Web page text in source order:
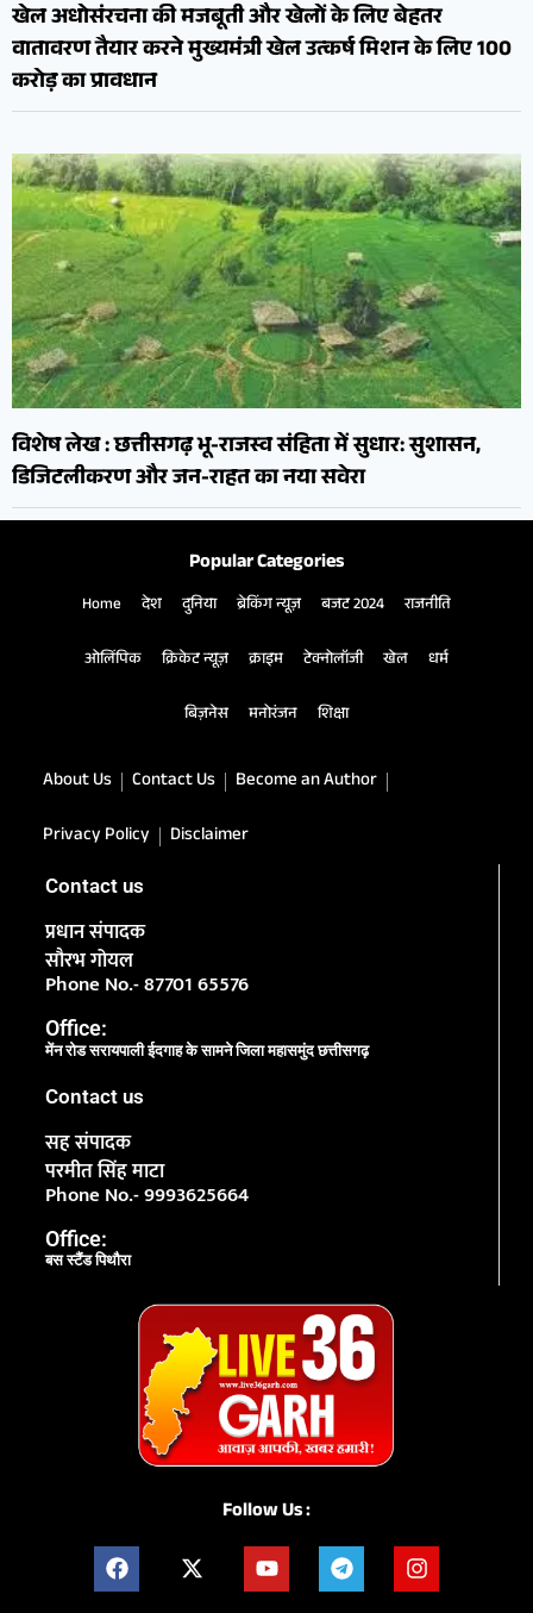
खेल अधोसंरचना की मजबूती और खेलों के लिए बेहतर
वातावरण तैयार करने मुख्यमंत्री खेल उत्कर्ष मिशन के लिए 100
करोड़ का प्रावधान
विशेष लेख : छत्तीसगढ़ भू-राजस्व संहिता में सुधार: सुशासन,
डिजिटलीकरण और जन-राहत का नया सवेरा
Popular Categories
Home देश दुनिया ब्रेकिंग न्यूज़ बजट 2024 राजनीति
ओलिंपिक क्रिकेट न्यूज़ क्राइम टेक्नोलॉजी खेल धर्म
बिज़नेस मनोरंजन शिक्षा
About Us Contact Us
Become an Author
Privacy Policy
Disclaimer
Contact us
प्रधान संपादक
सौरभ गोयल
Phone No.- 87701 65576
Office:
मेंन रोड सरायपाली ईदगाह के सामने जिला महासमुंद छत्तीसगढ़
Contact us
सह संपादक
परमीत सिंह माटा
Phone No.- 9993625664
Office:
बस स्टैंड पिथौरा
Follow Us :